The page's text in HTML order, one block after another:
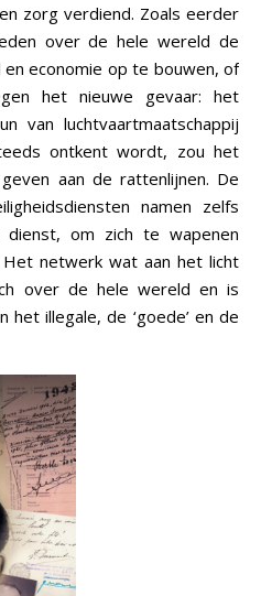
zorg verdiend. Zoals eerder
over de hele wereld de
en economie op te bouwen, of
het nieuwe gevaar: het
van luchtvaartmaatschappij
ontkent wordt, zou het
aan de rattenlijnen. De
namen zelfs
dienst, om zich te wapenen
Het netwerk wat aan het licht
over de hele wereld en is
illegale, de ‘goede’ en de